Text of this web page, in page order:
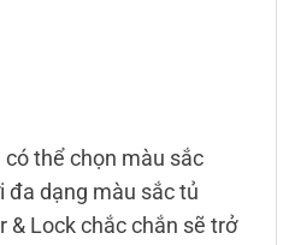
thể chọn màu sắc
đa dạng màu sắc tủ
& Lock chắc chắn sẽ trở